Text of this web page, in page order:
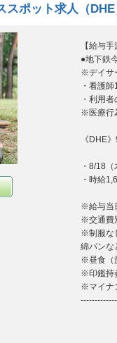
スポット求人（
【給与
●地下鉄
※デイサ
・看護
・利用
※医療行
《DHE
・8/18
・時給
※給与当
※交通費
※制服な
綿パンな
※昼食（
※印鑑持
※マイナ